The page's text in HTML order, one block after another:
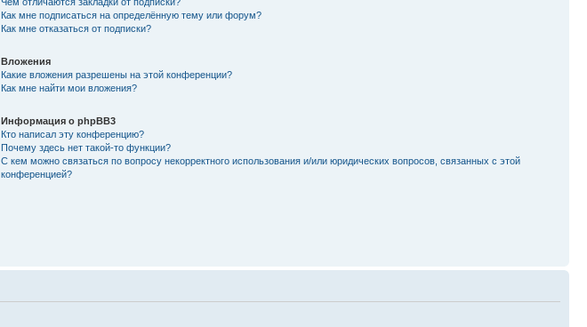
Как мне подписаться на определённую тему или форум?
Как мне отказаться от подписки?
Вложения
Какие вложения разрешены на этой конференции?
Как мне найти мои вложения?
Информация о phpBB3
Кто написал эту конференцию?
Почему здесь нет такой-то функции?
С кем можно связаться по вопросу некорректного использования и/или юридических вопросов, связанных с этой
конференцией?